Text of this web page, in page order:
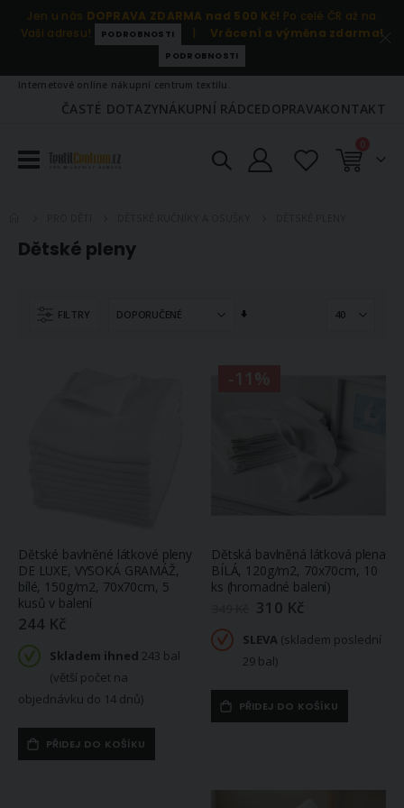
Jen u nás DOPRAVA ZDARMA nad 500 Kč! Po celé ČR až na
Vaši adresu!
PODROBNOSTI | Vrácení a výměna zdarma!
PODROBNOSTI
Internetové online nákupní centrum textilu.
ČASTÉ DOTAZYNÁKUPNÍ RÁDCEDOPRAVAKONTAKT
Košík
0položky
Dětské pleny
FILTRY
Nastavit
Dětské bavlněné látkové pleny
DE LUXE, VYSOKÁ GRAMÁŽ,
bílé, 150g/m2, 70x70cm, 5
kusů v balení
244 Kč
Skladem ihned 243 bal
(větší počet na
objednávku do 14 dnů)
PŘIDEJ DO KOŠÍKU
Dětská bavlněná látková plena
BÍLÁ, 120g/m2, 70x70cm, 10
ks (hromadné balení)
Zlevněná
/
cena
310 Kč
SLEVA (skladem poslední
29 bal)
PŘIDEJ DO KOŠÍKU